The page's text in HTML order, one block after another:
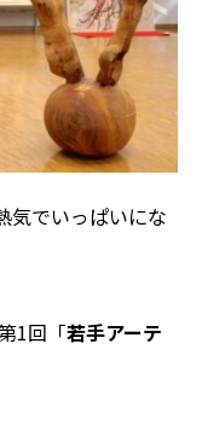
気でいっぱいにな
1回「若手アーテ